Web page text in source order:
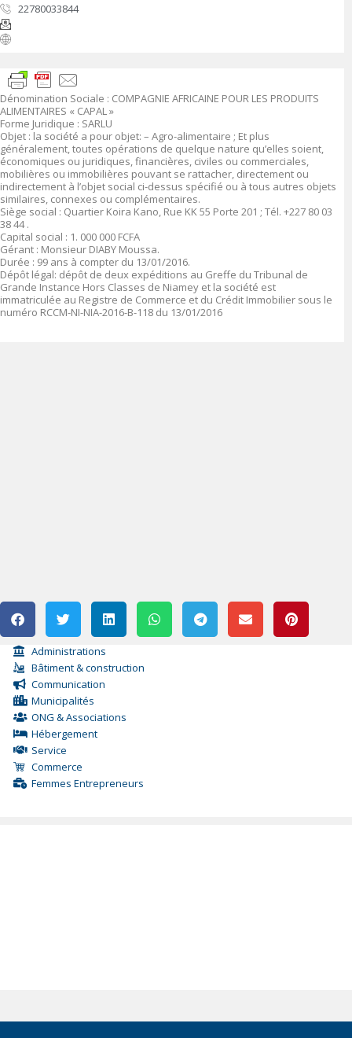
22780033844
Dénomination Sociale : COMPAGNIE AFRICAINE POUR LES PRODUITS
ALIMENTAIRES « CAPAL »
Forme Juridique : SARLU
Objet : la société a pour objet: – Agro-alimentaire ; Et plus
généralement, toutes opérations de quelque nature qu’elles soient,
économiques ou juridiques, financières, civiles ou commerciales,
mobilières ou immobilières pouvant se rattacher, directement ou
indirectement à l’objet social ci-dessus spécifié ou à tous autres objets
similaires, connexes ou complémentaires.
Siège social : Quartier Koira Kano, Rue KK 55 Porte 201 ; Tél. +227 80 03
38 44 .
Capital social : 1. 000 000 FCFA
Gérant : Monsieur DIABY Moussa.
Durée : 99 ans à compter du 13/01/2016.
Dépôt légal: dépôt de deux expéditions au Greffe du Tribunal de
Grande Instance Hors Classes de Niamey et la société est
immatriculée au Registre de Commerce et du Crédit Immobilier sous le
numéro RCCM-NI-NIA-2016-B-118 du 13/01/2016
Administrations
Bâtiment & construction
Communication
Municipalités
ONG & Associations
Hébergement
Service
Commerce
Femmes Entrepreneurs